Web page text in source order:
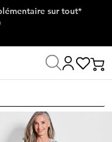
au contenu
sur tout*